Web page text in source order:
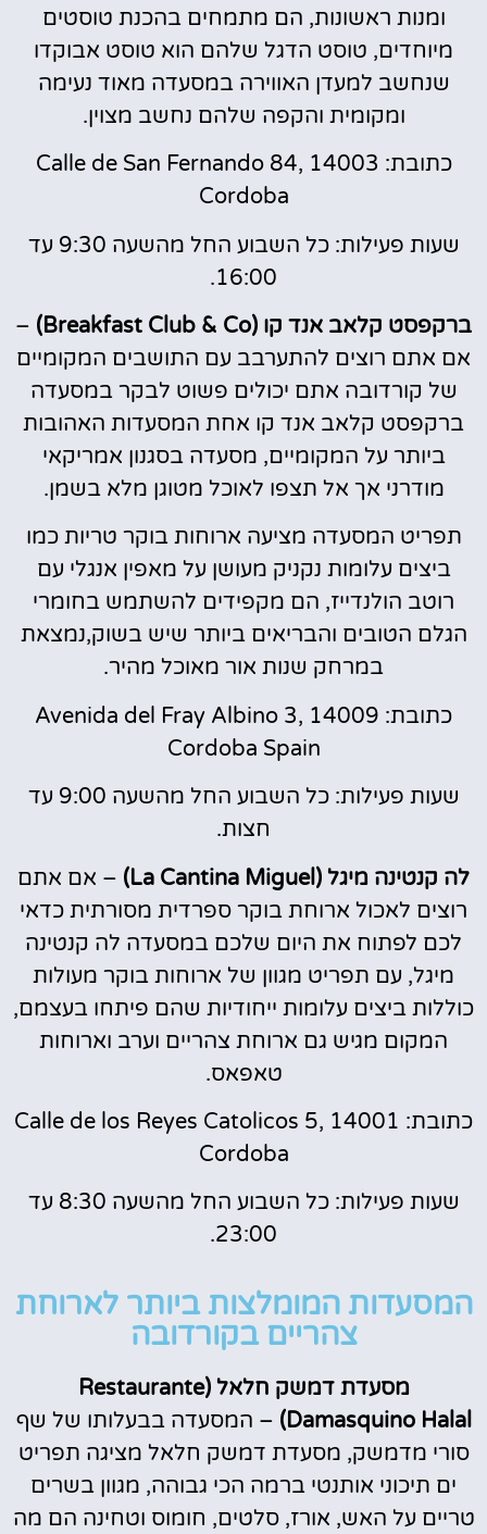
ומנות ראשונות, הם מתמחים בהכנת טוסטים
מיוחדים, טוסט הדגל שלהם הוא טוסט אבוקדו
שנחשב למעדן האווירה במסעדה מאוד נעימה
ומקומית והקפה שלהם נחשב מצוין.
כתובת: Calle de San Fernando 84, 14003
Cordoba
שעות פעילות: כל השבוע החל מהשעה 9:30 עד
16:00.
ברקפסט קלאב אנד קו (Breakfast Club & Co)
–
אם אתם רוצים להתערבב עם התושבים המקומיים
של קורדובה אתם יכולים פשוט לבקר במסעדה
ברקפסט קלאב אנד קו אחת המסעדות האהובות
ביותר על המקומיים, מסעדה בסגנון אמריקאי
מודרני אך אל תצפו לאוכל מטוגן מלא בשמן.
תפריט המסעדה מציעה ארוחות בוקר טריות כמו
ביצים עלומות נקניק מעושן על מאפין אנגלי עם
רוטב הולנדייז, הם מקפידים להשתמש בחומרי
הגלם הטובים והבריאים ביותר שיש בשוק,נמצאת
במרחק שנות אור מאוכל מהיר.
כתובת: Avenida del Fray Albino 3, 14009
Cordoba Spain
שעות פעילות: כל השבוע החל מהשעה 9:00 עד
חצות.
לה קנטינה מיגל (La Cantina Miguel)
– אם אתם
רוצים לאכול ארוחת בוקר ספרדית מסורתית כדאי
לכם לפתוח את היום שלכם במסעדה לה קנטינה
מיגל, עם תפריט מגוון של ארוחות בוקר מעולות
כוללות ביצים עלומות ייחודיות שהם פיתחו בעצמם,
המקום מגיש גם ארוחת צהריים וערב וארוחות
טאפאס.
כתובת: Calle de los Reyes Catolicos 5, 14001
Cordoba
שעות פעילות: כל השבוע החל מהשעה 8:30 עד
23:00.
המסעדות המומלצות ביותר לארוחת
צהריים בקורדובה
מסעדת דמשק חלאל (Restaurante
Damasquino Halal) – המסעדה בבעלותו של שף
סורי מדמשק, מסעדת דמשק חלאל מציגה תפריט
ים תיכוני אותנטי ברמה הכי גבוהה, מגוון בשרים
טריים על האש, אורז, סלטים, חומוס וטחינה הם מה